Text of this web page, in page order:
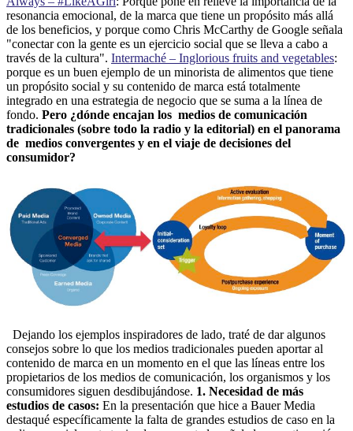
resonancia emocional, de la marca que tiene un propósito más allá
de los beneficios, y porque como Chris McCarthy de Google señala
"conectar con la gente es un ejercicio social que se lleva a cabo a
través de la cultura". Intermaché – Inglorious fruits and vegetables:
porque es un buen ejemplo de un minorista de alimentos que tiene
un propósito social y su contenido de marca está totalmente
integrado en una estrategia de negocio que se suma a la línea de
fondo. Pero ¿dónde encajan los medios de comunicación
tradicionales (sobre todo la radio y la editorial) en el panorama
de medios convergentes y en el viaje de decisiones del
consumidor?
Dejando los ejemplos inspiradores de lado, traté de dar algunos
consejos sobre lo que los medios tradicionales pueden aportar al
contenido de marca en un momento en el que las líneas entre los
propietarios de los medios de comunicación, los organismos y los
consumidores siguen desdibujándose. 1. Necesidad de más
estudios de casos: En la presentación que hice a Bauer Media
destaqué específicamente la falta de grandes estudios de caso en la